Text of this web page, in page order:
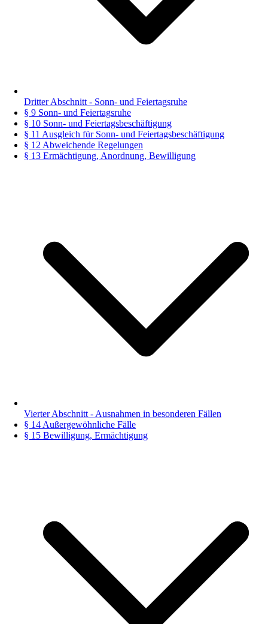
Dritter Abschnitt - Sonn- und Feiertagsruhe
§ 9 Sonn- und Feiertagsruhe
§ 10 Sonn- und Feiertagsbeschäftigung
§ 11 Ausgleich für Sonn- und Feiertagsbeschäftigung
§ 12 Abweichende Regelungen
§ 13 Ermächtigung, Anordnung, Bewilligung
Vierter Abschnitt - Ausnahmen in besonderen Fällen
§ 14 Außergewöhnliche Fälle
§ 15 Bewilligung, Ermächtigung